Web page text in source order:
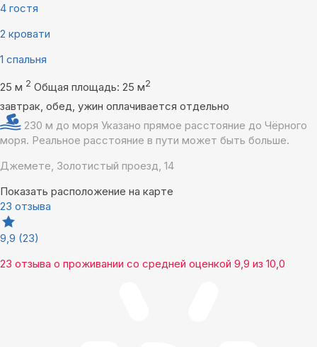
4 гостя
2 кровати
1 спальня
25 м 2 Общая площадь: 25 м2
завтрак, обед, ужин оплачивается отдельно
230 м до моря Указано прямое расстояние до Чёрного
моря. Реальное расстояние в пути может быть больше.
Джемете, Золотистый проезд, 14
Показать расположение на карте
23 отзыва
9,9 (23)
23 отзыва о проживании со средней оценкой 9,9 из 10,0